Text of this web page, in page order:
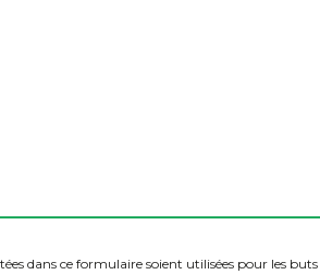
dans ce formulaire soient utilisées pour les buts